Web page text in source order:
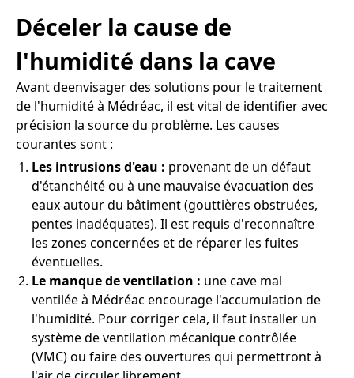
Déceler la cause de
l'humidité dans la cave
Avant deenvisager des solutions pour le traitement
de l'humidité à Médréac, il est vital de identifier avec
précision la source du problème. Les causes
courantes sont :
Les intrusions d'eau : provenant de un défaut
d'étanchéité ou à une mauvaise évacuation des
eaux autour du bâtiment (gouttières obstruées,
pentes inadéquates). Il est requis d'reconnaître
les zones concernées et de réparer les fuites
éventuelles.
Le manque de ventilation : une cave mal
ventilée à Médréac encourage l'accumulation de
l'humidité. Pour corriger cela, il faut installer un
système de ventilation mécanique contrôlée
(VMC) ou faire des ouvertures qui permettront à